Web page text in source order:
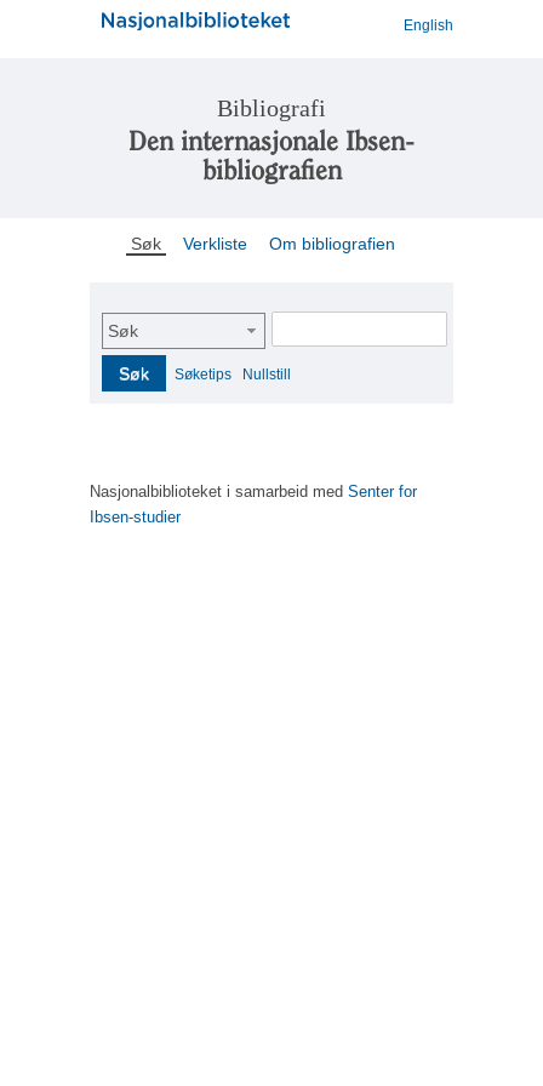
English
Bibliografi
Den internasjonale Ibsen-
bibliografien
Søk Verkliste Om bibliografien
Søk
Søk Søketips Nullstill
Nasjonalbiblioteket i samarbeid med Senter for
Ibsen-studier